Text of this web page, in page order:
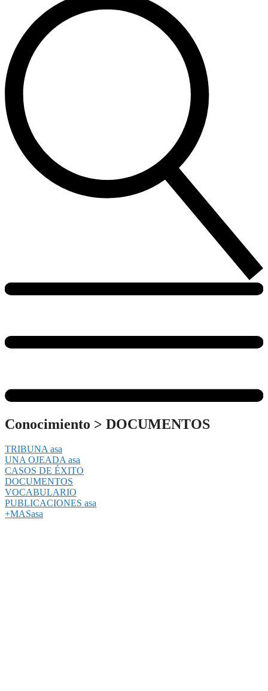
Conocimiento > DOCUMENTOS
TRIBUNA asa
UNA OJEADA asa
CASOS DE ÉXITO
DOCUMENTOS
VOCABULARIO
PUBLICACIONES asa
+MASasa